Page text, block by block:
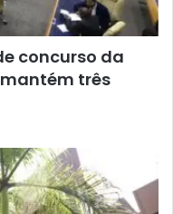
concurso da
três